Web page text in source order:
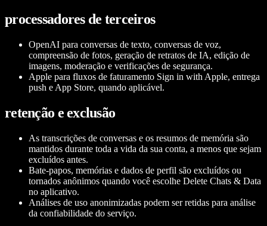
processadores de terceiros
OpenAI para conversas de texto, conversas de voz,
compreensão de fotos, geração de retratos de IA, edição de
imagens, moderação e verificações de segurança.
Apple para fluxos de faturamento Sign in with Apple, entrega
push e App Store, quando aplicável.
retenção e exclusão
As transcrições de conversas e os resumos de memória são
mantidos durante toda a vida da sua conta, a menos que sejam
excluídos antes.
Bate-papos, memórias e dados de perfil são excluídos ou
tornados anônimos quando você escolhe Delete Chats & Data
no aplicativo.
Análises de uso anonimizadas podem ser retidas para análise
da confiabilidade do serviço.